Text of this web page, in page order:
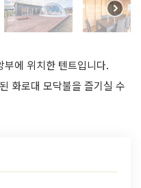
에 위치한 텐트입니다.
화로대 모닥불을 즐기실 수